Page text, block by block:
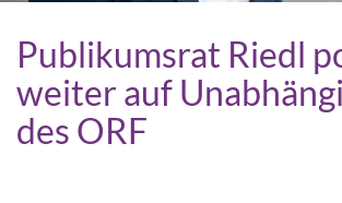
Publikumsrat Riedl
weiter auf
des ORF